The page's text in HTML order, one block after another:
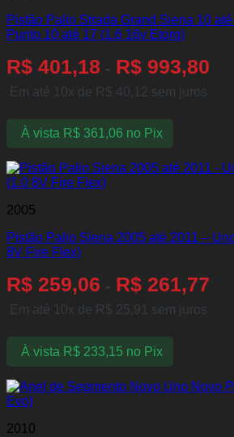
Pistão Palio Strada Grand Siena 10
Punto 10 até 17 (1.6 16v Etorq)
R$ 401,18 - R$ 993,80
Em até 10x de R$ 40,12 sem juros
À vista R$361,06 no Pix
2005
Pistão Palio Siena 2005 até 2011 –
8V Fire Flex)
R$ 259,06 - R$ 261,77
Em até 10x de R$ 25,91 sem juros
À vista R$233,15 no Pix
2010